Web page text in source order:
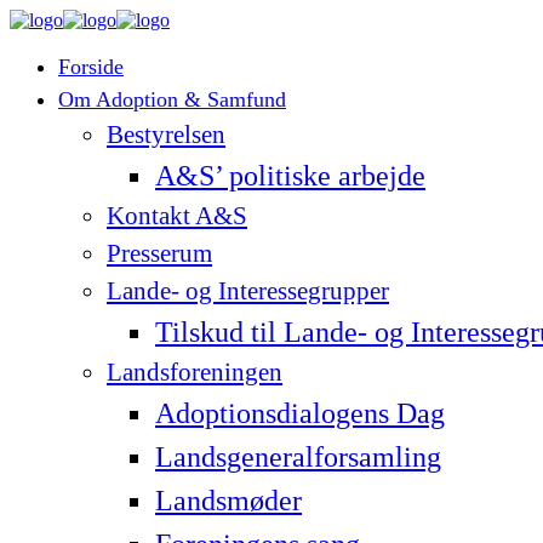
Forside
Om Adoption & Samfund
Bestyrelsen
A&S’ politiske arbejde
Kontakt A&S
Presserum
Lande- og Interessegrupper
Tilskud til Lande- og
Landsforeningen
Adoptionsdialogens Dag
Landsgeneralforsamling
Landsmøder